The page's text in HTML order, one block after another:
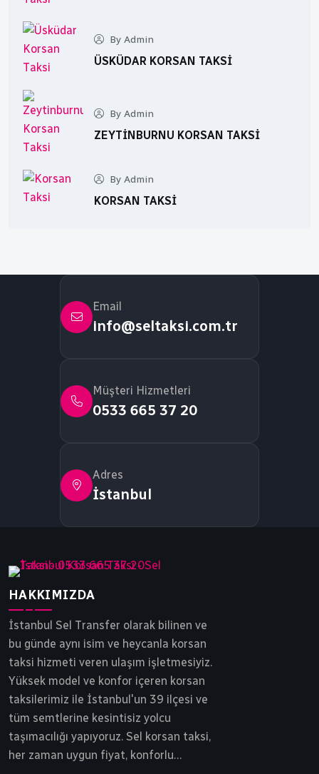
By Admin
ÜSKÜDAR KORSAN TAKSI
By Admin
ZEYTINBURNU KORSAN TAKSI
By Admin
KORSAN TAKSI
Email
info@seltaksi.com.tr
Müşteri Hizmetleri
0533 665 37 20
Adres
İstanbul
HAKKIMIZDA
İstanbul Sel Transfer olarak bilinen ve
bu günde aynı isim ve heycanla korsan
taksi hizmeti veren ulaşım işletmesiyiz.
Yüksek model ve konfor içeren korsan
taksilerimiz ile İstanbul'un 39 ilçesi ve
tüm semtlerine kesintisiz yolcu
taşımacılığı yapıyoruz. Sel korsan taksi,
her zaman uygun fiyat, konforlu